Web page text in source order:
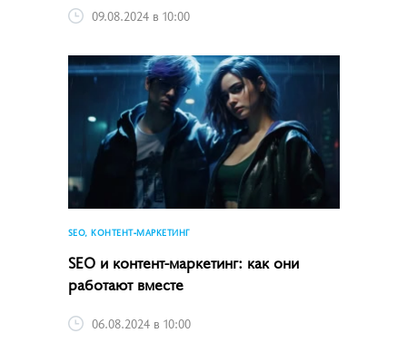
09.08.2024 в 10:00
SEO, КОНТЕНТ-МАРКЕТИНГ
SEO и контент-маркетинг: как они
работают вместе
06.08.2024 в 10:00